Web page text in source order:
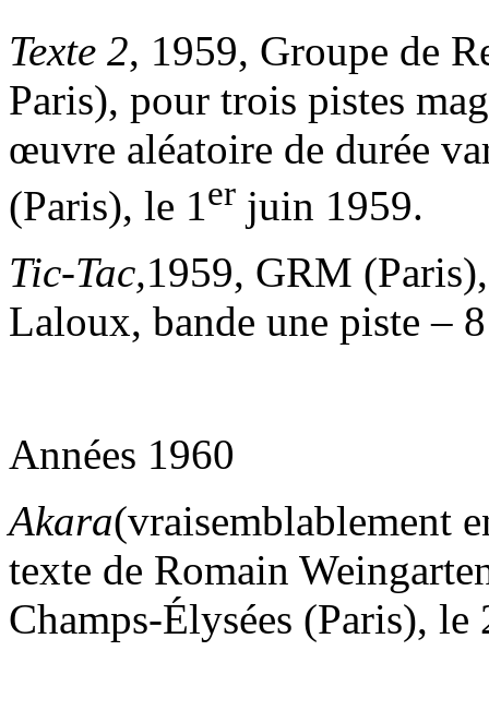
Texte 2, 1959, Groupe de
Paris), pour trois pistes
œuvre aléatoire de durée
(Paris), le 1er juin 1959.
Tic-Tac,1959, GRM
Laloux, bande une piste –
Années 1960
Akara(vraisemblablement
texte de Romain
Champs-Élysées (Paris),